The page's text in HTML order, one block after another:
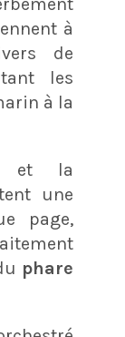
à
de
les
à la
et la
une
page,
phare